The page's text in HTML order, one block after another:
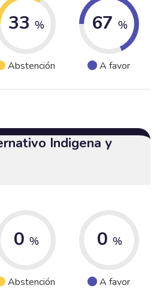
33 %
Abstención
67 %
A favor
Indigena y
0 %
Abstención
0 %
A favor